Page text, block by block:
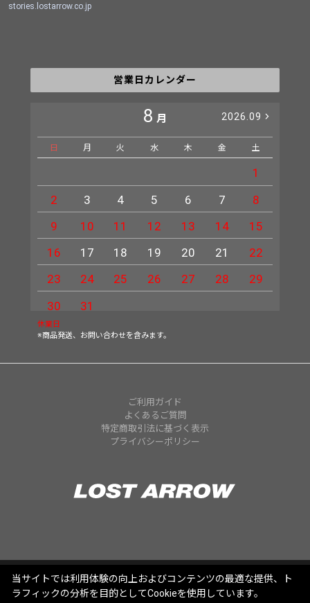
stories.lostarrow.co.jp
営業日カレンダー
8 月 2026.09
日 月 火 水 木 金 土
1
2
3 4 5 6 7
8
9
10 11 12 13 14
15
16
17 18 19 20 21
22
23
24 25 26 27 28
29
30
31
休業日
※商品発送、お問い合わせを含みます。
ご利用ガイド
よくあるご質問
特定商取引法に基づく表示
プライバシーポリシー
当サイトでは利用体験の向上およびコンテンツの最適な提供、ト
ラフィックの分析を目的としてCookieを使用しています。